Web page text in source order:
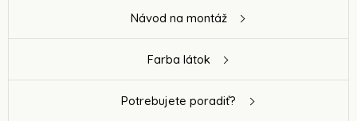
Návod na montáž
Farba látok
Potrebujete poradiť?